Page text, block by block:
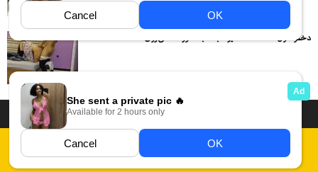
دختره اول قشنگ ساک میزنه بعد به صورت داگی روی تخت...
دسته بندی فیلم های سکسی
داستان سکسی ایرانی
عکس سکسی ایرانی
فیلم های سکسی زهرا قوانین Report Abuse